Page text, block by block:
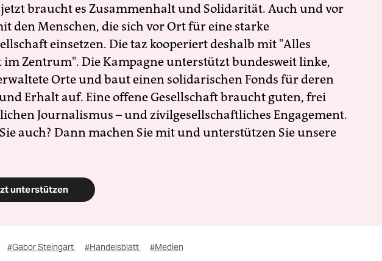
jetzt braucht es Zusammenhalt und Solidarität. Auch und vor
den Menschen, die sich vor Ort für eine starke
einsetzen. Die taz kooperiert deshalb mit "Alles
im Zentrum". Die Kampagne unterstützt bundesweit linke,
Orte und baut einen solidarischen Fonds für deren
Erhalt auf. Eine offene Gesellschaft braucht guten, frei
Journalismus – und zivilgesellschaftliches Engagement.
auch? Dann machen Sie mit und unterstützen Sie unsere
unterstützen
#Gabor Steingart #Handelsblatt #Medien